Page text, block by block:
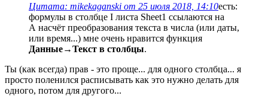
Цитата: mikekaganski от 25 июля 2018, 14:10есть:
формулы в столбце I листа Sheet1 ссылаются на
А насчёт преобразования текста в числа (или даты,
или время...) мне очень нравится функция
Данные→Текст в столбцы.
Ты (как всегда) прав - это проще... для одного столбца... я
просто поленился расписывать как это нужно делать для
одного, потом для другого...